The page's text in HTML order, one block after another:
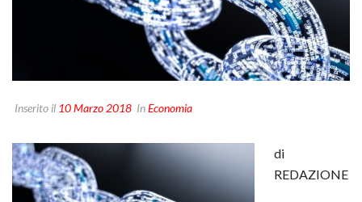
Inserito il 10 Marzo 2018 InEconomia
di
REDAZIONE